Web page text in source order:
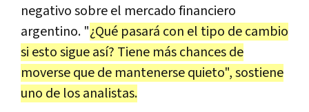
negativo sobre el mercado financiero
argentino. "¿Qué pasará con el tipo de cambio
si esto sigue así? Tiene más chances de
moverse que de mantenerse quieto", sostiene
uno de los analistas.